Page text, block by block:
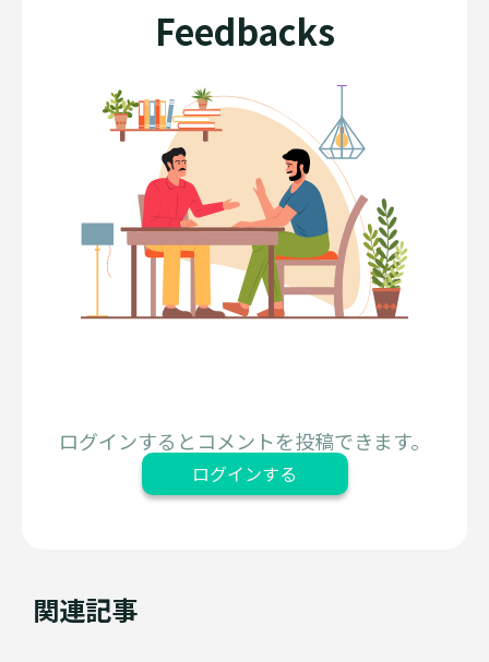
Feedbacks
ログインするとコメントを投稿できます。
ログインする
関連記事